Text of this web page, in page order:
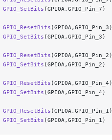
GPIO_SetBits (GPIOA,GPIO_Pin_7)
GPIO_ResetBits (GPIOA,GPIO_Pin_3)
GPIO_SetBits (GPIOA,GPIO_Pin_3)
GPIO_ResetBits (GPIOA,GPIO_Pin_2)
GPIO_SetBits (GPIOA,GPIO_Pin_2)
GPIO_ResetBits (GPIOA,GPIO_Pin_4)
GPIO_SetBits (GPIOA,GPIO_Pin_4)
GPIO_ResetBits (GPIOA,GPIO_Pin_1)
GPIO_SetBits (GPIOA,GPIO_Pin_1)